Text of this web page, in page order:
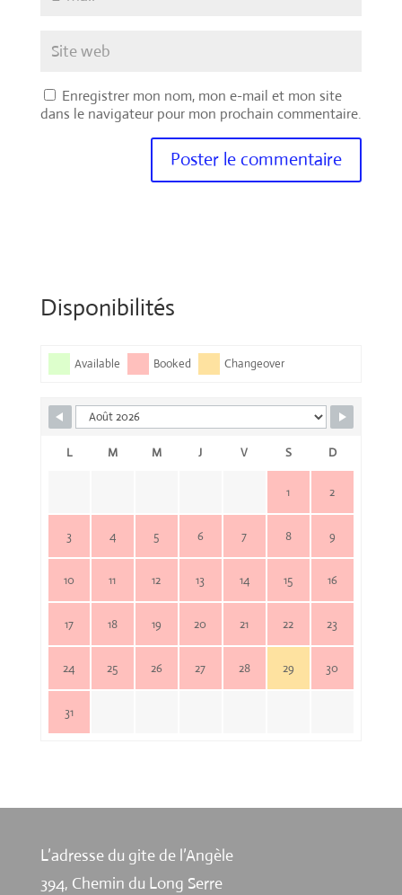
Enregistrer mon nom, mon e-mail et mon site
dans le navigateur pour mon prochain commentaire.
Disponibilités
Available Booked Changeover
L M M J V S D
1 2
3 4 5 6 7 8 9
10 11 12 13 14 15 16
17 18 19 20 21 22 23
24 25 26 27 28 29 30
31
L’adresse du gite de l’Angèle
394, Chemin du Long Serre